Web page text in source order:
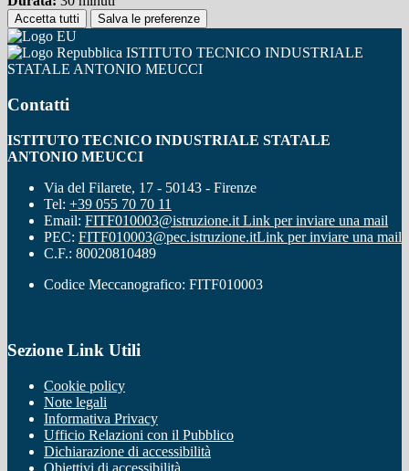
Accetta tutti Salva le preferenze
ISTITUTO TECNICO INDUSTRIALE
STATALE ANTONIO MEUCCI
Contatti
ISTITUTO TECNICO INDUSTRIALE STATALE
ANTONIO MEUCCI
Via del Filarete, 17 - 50143 - Firenze
Tel: +39 055 70 70 11
Email: FITF010003@istruzione.it Link per inviare una mail
PEC: FITF010003@pec.istruzione.itLink per inviare una mail
C.F.: 80020810489
Codice Meccanografico: FITF010003
Sezione Link Utili
Cookie policy
Note legali
Informativa Privacy
Ufficio Relazioni con il Pubblico
Dichiarazione di accessibilità
Obiettivi di accessibilità